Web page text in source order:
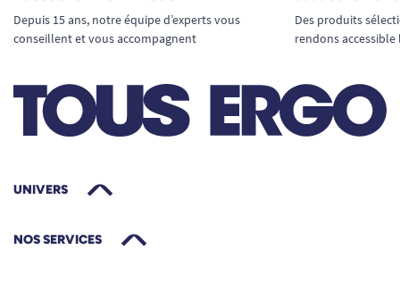
Depuis 15 ans, notre équipe d’experts vous
conseillent et vous accompagnent
Des produits
rendons
UNIVERS
NOS SERVICES